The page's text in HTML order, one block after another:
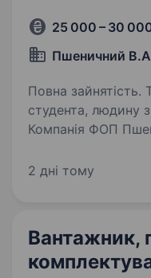
25 000 – 30
Пшеничний
Повна зайнятість.
студента, людину з
Компанія ФОП
(бакалія, чай/кава
2 дні тому
Вантажник,